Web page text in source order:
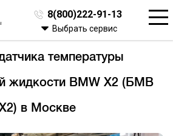
8(800)222-91-13
Выбрать сервис
температуры
жидкости BMW X2 (БМВ
в Москве